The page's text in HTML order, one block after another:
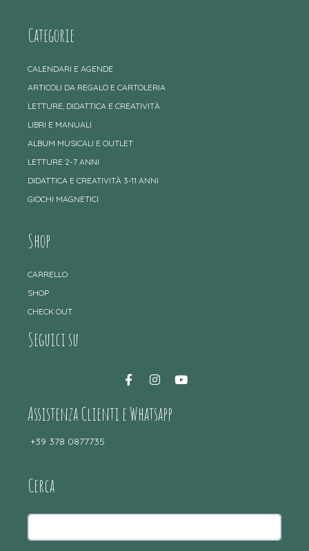
Categorie
CALENDARI E AGENDE
ARTICOLI DA REGALO E CARTOLERIA
LETTURE, DIDATTICA E CREATIVITÀ
LIBRI E MANUALI
ALBUM MUSICALI E OUTLET
LETTURE 2-7 ANNI
DIDATTICA E CREATIVITÀ 3-11 ANNI
GIOCHI MAGNETICI
Shop
CARRELLO
SHOP
CHECK OUT
Seguici su
Assistenza Clienti e Whatsapp
+39 378 0877735
Cerca